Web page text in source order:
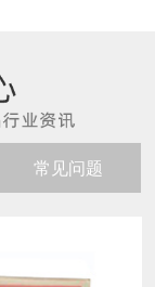
常见问题